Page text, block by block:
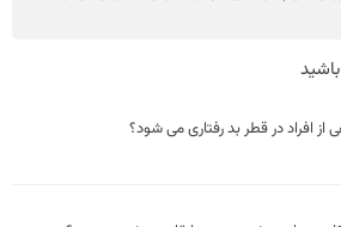
از افراد در قطر بد رفتاری می شود؟